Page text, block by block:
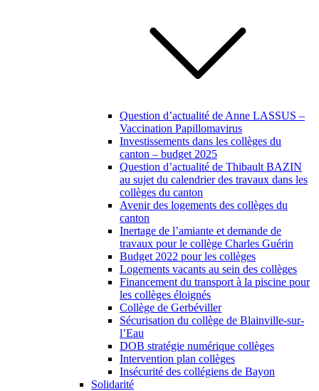
Question d’actualité de Anne LASSUS –
Vaccination Papillomavirus
Investissements dans les collèges du
canton – budget 2025
Question d’actualité de Thibault BAZIN
au sujet du calendrier des travaux dans les
collèges du canton
Avenir des logements des collèges du
canton
Inertage de l’amiante et demande de
travaux pour le collège Charles Guérin
Budget 2022 pour les collèges
Logements vacants au sein des collèges
Financement du transport à la piscine pour
les collèges éloignés
Collège de Gerbéviller
Sécurisation du collège de Blainville-sur-
l’Eau
DOB stratégie numérique collèges
Intervention plan collèges
Insécurité des collégiens de Bayon
Solidarité